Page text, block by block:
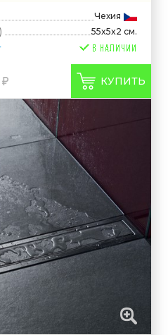
Чехия
55x5x2 см.
КУПИТЬ